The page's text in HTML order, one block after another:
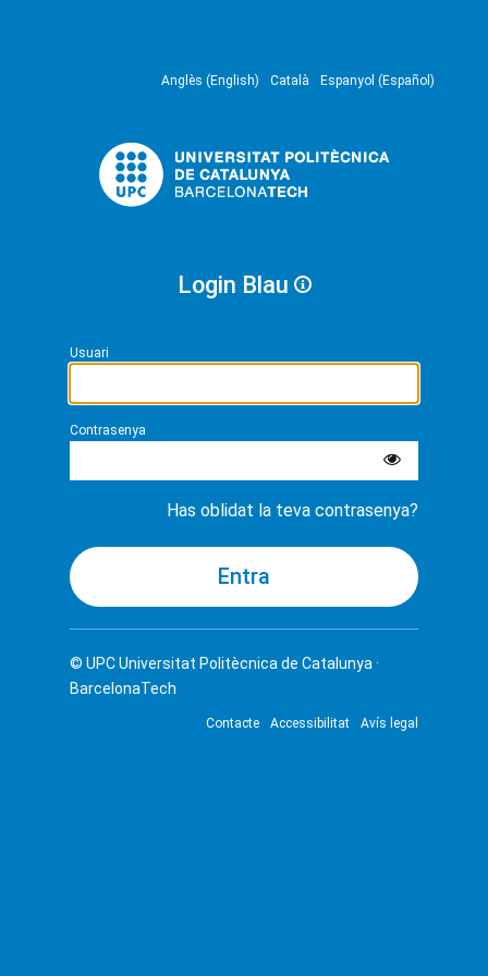
Anglès (English) Català Espanyol (Español)
Login Blau
Usuari
Contrasenya
Has oblidat la teva contrasenya?
© UPCUniversitat Politècnica de Catalunya ·
BarcelonaTech
Contacte Accessibilitat Avís legal